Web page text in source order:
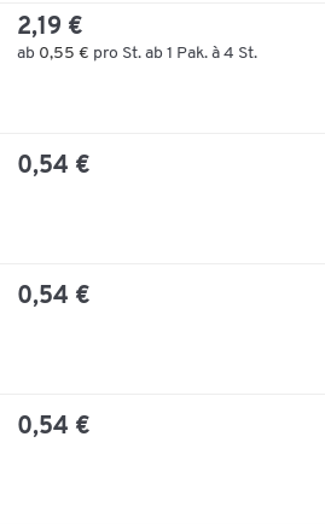
2,19 €
ab 0,55 € pro St. ab 1 Pak. à 4 St.
0,54 €
0,54 €
0,54 €